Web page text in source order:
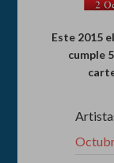
Este 2015
cumple